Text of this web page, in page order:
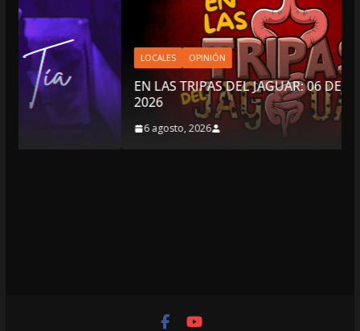
LOCALES OPINIÓN
EN LAS TRIPAS DEL JAGUAR: 06 DE AGOSTO DE
2026
6 agosto, 2026